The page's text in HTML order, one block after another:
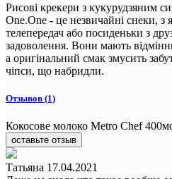
Рисові крекери з кукурудзяним
One.One - це незвичайні снеки,
телепередач або посиденьки з
задоволення. Вони мають
а оригінальний смак змусить
чіпси, що набридли.
Отзывов (1)
Кокосове молоко Metro Chef
оставьте отзыв
Татьяна 17.04.2021